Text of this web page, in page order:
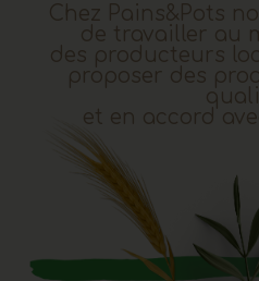
Chez Pains&Pots
de travailler au
des producteurs
proposer des
et en accord